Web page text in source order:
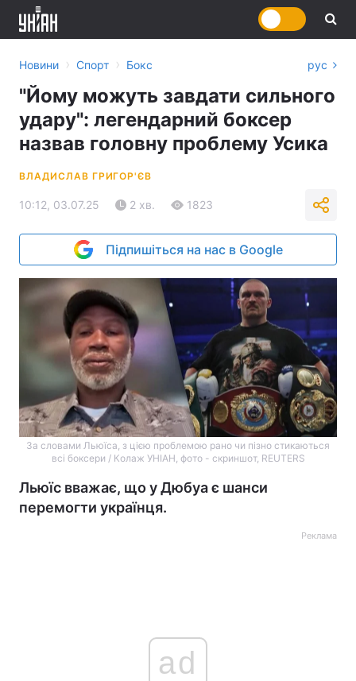
Новини › Спорт › Бокс рус
"Йому можуть завдати сильного
удару": легендарний боксер
назвав головну проблему Усика
ВЛАДИСЛАВ ГРИГОР'ЄВ
10:12, 03.07.25 2 хв. 1823
Підпишіться на нас в Google
За словами Льюїса, з цією проблемою рано чи пізно стикаються
всі боксери / Колаж УНІАН, фото - скриншот, REUTERS
Льюїс вважає, що у Дюбуа є шанси
перемогти українця.
Реклама
ad